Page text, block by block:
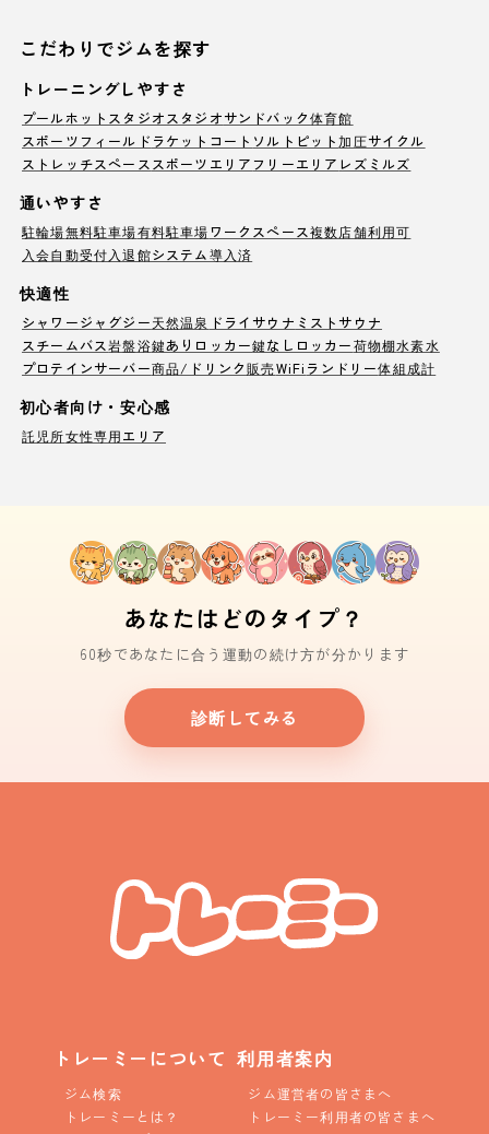
こだわりでジムを探す
トレーニングしやすさ
プールホットスタジオスタジオサンドバック体育館
スポーツフィールド ラケットコート ソルトピット加圧サイクル
ストレッチスペーススポーツエリア フリーエリア レズミルズ
通いやすさ
駐輪場無料駐車場有料駐車場ワークスペース複数店舗利用可
入会自動受付入退館システム導入済
快適性
シャワージャグジー天然温泉 ドライサウナ ミストサウナ
スチームバス岩盤浴鍵ありロッカー鍵なしロッカー荷物棚水素水
プロテインサーバー商品/ドリンク販売WiFi ランドリー体組成計
初心者向け・安心感
託児所女性専用エリア
あなたはどのタイプ？
60秒であなたに合う運動の続け方が分かります
診断してみる
トレーミーについて
ジム検索
トレーミーとは？
利用者案内
ジム運営者の皆さまへ
トレーミー利用者の皆さまへ